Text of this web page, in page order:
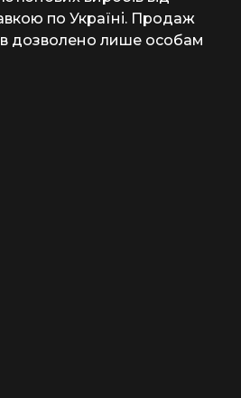
по Україні. Продаж
дозволено лише особам